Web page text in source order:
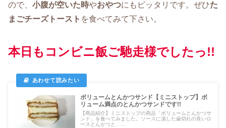
ので、 小腹が空いた時やおやつにもピッタリです。ぜひた
まごチーズトースト を食べてみて下さい。
本日もコンビニ飯ご馳走様でしたっ!!
ボリュームとんかつサンド【ミニストップ】ボ
リューム満点のとんかつサンドです!!
【商品紹介】ミニストップの商品「ボリュームとんかつサ
ンド」を食べてみました。ソースに漬した歯切れの良いロ
ースとんかつと、...